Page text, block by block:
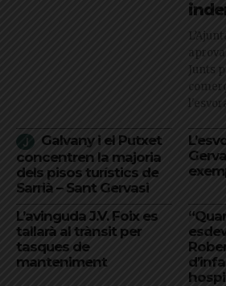
Junts
Galvany i el Putxet
concentren la majoria
dels pisos turístics de
Sarrià – Sant Gervasi
L’avinguda J.V. Foix es
tallarà al trànsit per
tasques de
manteniment